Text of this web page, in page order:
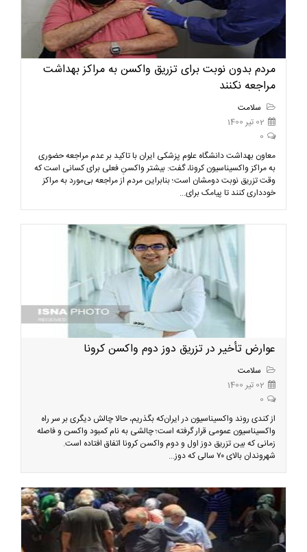
مردم بدون نوبت برای تزریق واکسن به مراکز بهداشت
مراجعه نکنند
سلامت
02 تیر 1400
0
معاون بهداشت دانشگاه علوم پزشکی ایران با تاکید بر عدم مراجعه حضوری
به مراکز واکسیناسیون کرونا، گفت: بیشتر واکسنِ فعلی برای کسانی است که
وقت تزریق نوبت دومشان است؛ بنابراین مردم از مراجعه بی‌مورد به مراکز
خودداری کنند تا پیامک برای...
عوارض تأخیر در تزریق دوز دوم واکسن کرونا
سلامت
02 تیر 1400
0
از کندی روند واکسیناسیون در ایران‌که بگذریم، حالا چالش دیگری بر سر راه
واکسیناسیون عمومی قرار گرفته است؛ چالشی به نام کمبود واکسن و فاصله
زمانی که بین تزریق دوز اول و دوم واکسن کرونا اتفاق افتاده است.
شهروندان بالای ۷۰ سالی که دوز...